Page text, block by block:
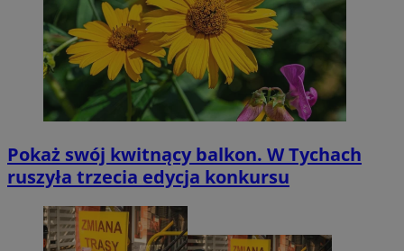
Pokaż swój kwitnący balkon. W Tychach
ruszyła trzecia edycja konkursu